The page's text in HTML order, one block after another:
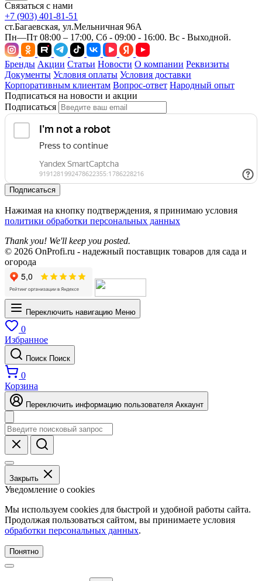
Связаться с нами
+7 (903) 401-81-51
ст.Багаевская, ул.Мельничная 96А
Пн—Пт 08:00 – 17:00, Сб - 09:00 - 16:00. Вс - Выходной.
Бренды Акции Статьи Новости О компании Реквизиты
Документы Условия оплаты Условия доставки
Корпоративным клиентам Вопрос-ответ Народный опыт
Подписаться на новости и акции
Подписаться
Подписаться
Нажимая на кнопку подтверждения, я принимаю условия
политики обработки персональных данных
Thank you! We'll keep you posted.
© 2026 OnProfi.ru - надежный поставщик товаров для сада и
огорода
Переключить навигацию Меню
0
Избранное
Поиск Поиск
0
Корзина
Переключить информацию пользователя Аккаунт
Закрыть
Уведомление о cookies
Мы используем cookies для быстрой и удобной работы сайта.
Продолжая пользоваться сайтом, вы принимаете условия
обработки персональных данных.
Понятно